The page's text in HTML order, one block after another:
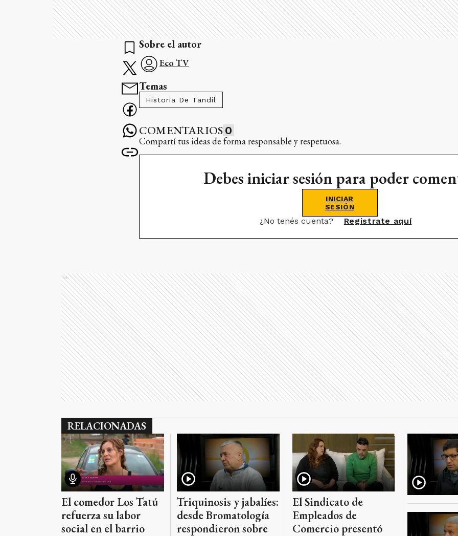
Sobre el autor
Eco TV
Temas
Historia De Tandil
COMENTARIOS 0
Compartí tus ideas de forma responsable y respetuosa.
Debes iniciar sesión para poder
INICIAR
SESIÓN
¿No tenés cuenta? Registrate aquí
Ads
RELACIONADAS
El comedor Los Tatú
refuerza su labor
social en el barrio
Triquinosis y jabalíes:
desde Bromatología
respondieron sobre
El Sindicato de
Empleados de
Comercio presentó